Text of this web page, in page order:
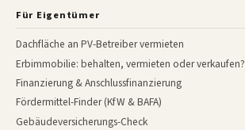
Für Eigentümer
Dachfläche an PV-Betreiber vermieten
Erbimmobilie: behalten, vermieten oder verkaufen?
Finanzierung & Anschlussfinanzierung
Fördermittel-Finder (KfW & BAFA)
Gebäudeversicherungs-Check